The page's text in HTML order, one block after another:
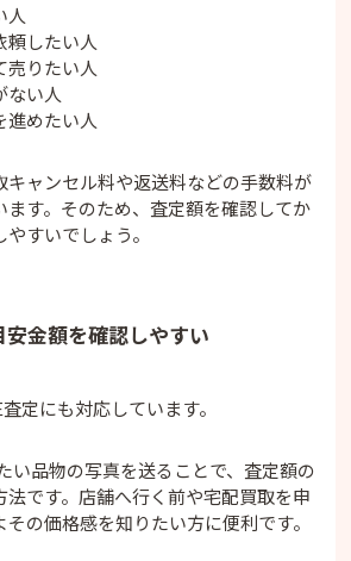
人
頼したい人
売りたい人
ない人
進めたい人
キャンセル料や返送料などの手数料が
ます。そのため、査定額を確認してか
すいでしょう。
金額を確認しやすい
定にも対応しています。
い品物の写真を送ることで、査定額の
法です。店舗へ行く前や宅配買取を申
の価格感を知りたい方に便利です。